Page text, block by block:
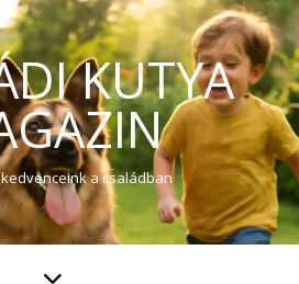
KUTYA
a családban